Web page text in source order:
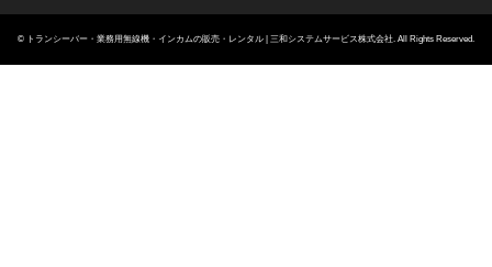
© トランシーバー・業務用無線機・インカムの販売・レンタル | 三和システムサービス株式会社 . All Rights Reserved.